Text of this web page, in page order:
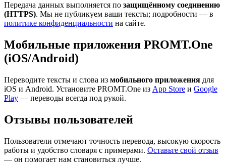
Передача данных выполняется по защищённому соединению
(HTTPS). Мы не публикуем ваши тексты; подробности — в
политике конфиденциальности на сайте.
Мобильные приложения PROMT.One
(iOS/Android)
Переводите тексты и слова из мобильного приложения для
iOS и Android. Установите PROMT.One из App Store и Google
Play — переводы всегда под рукой.
Отзывы пользователей
Пользователи отмечают точность перевода, высокую скорость
работы и удобство словаря с примерами. Оставьте свой отзыв
— он помогает нам становиться лучше.